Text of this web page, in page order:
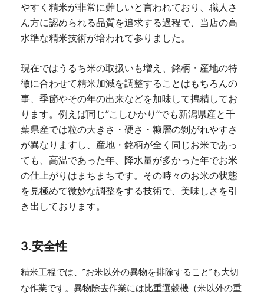
やすく精米が非常に難しいと言われており、職人さ
ん方に認められる品質を追求する過程で、当店の高
水準な精米技術が培われて参りました。
現在ではうるち米の取扱いも増え、銘柄・産地の特
徴に合わせて精米加減を調整することはもちろんの
事、季節やその年の出来などを加味して搗精してお
ります。例えば同じ”こしひかり”でも新潟県産と千
葉県産では粒の大きさ・硬さ・糠層の剝がれやすさ
が異なりますし、産地・銘柄が全く同じお米であっ
ても、高温であった年、降水量が多かった年でお米
の仕上がりはまちまちです。その時々のお米の状態
を見極めて微妙な調整をする技術で、美味しさを引
き出しております。
3.安全性
精米工程では、”お米以外の異物を排除すること”も大切
な作業です。 異物除去作業には比重選穀機（米以外の重